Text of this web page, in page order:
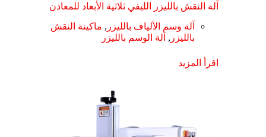
آلة النقش بالليزر الليفي ثلاثية الأبعاد للمعادن
آلة وسم الألياف بالليزر , ماكينة النقش
بالليزر , آلة الوسم بالليزر
اقرأ المزيد